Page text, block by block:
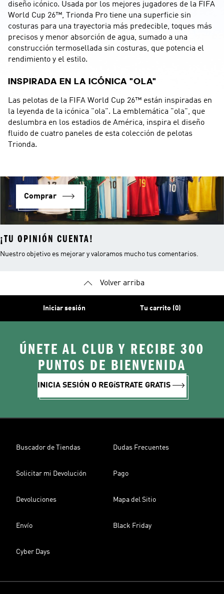
diseño icónico. Usada por los mejores jugadores de la FIFA
World Cup 26™, Trionda Pro tiene una superficie sin
costuras para una trayectoria más predecible, toques más
precisos y menor absorción de agua, sumado a una
construcción termosellada sin costuras, que potencia el
rendimiento y el estilo.
INSPIRADA EN LA ICÓNICA "OLA"
Las pelotas de la FIFA World Cup 26™ están inspiradas en
la leyenda de la icónica "ola". La emblemática "ola", que
deslumbra en los estadios de América, inspira el diseño
fluido de cuatro paneles de esta colección de pelotas
Trionda.
Comprar
¡TU OPINIÓN CUENTA!
Nuestro objetivo es mejorar y valoramos mucho tus comentarios.
Volver arriba
Iniciar sesión Tu carrito (0)
ÚNETE AL CLUB Y RECIBE 300
PUNTOS DE BIENVENIDA
INICIA SESIÓN O REGíSTRATE GRATIS
Buscador de Tiendas Dudas Frecuentes
Solicitar mi Devolución Pago
Devoluciones Mapa del Sitio
Envío Black Friday
Cyber Days